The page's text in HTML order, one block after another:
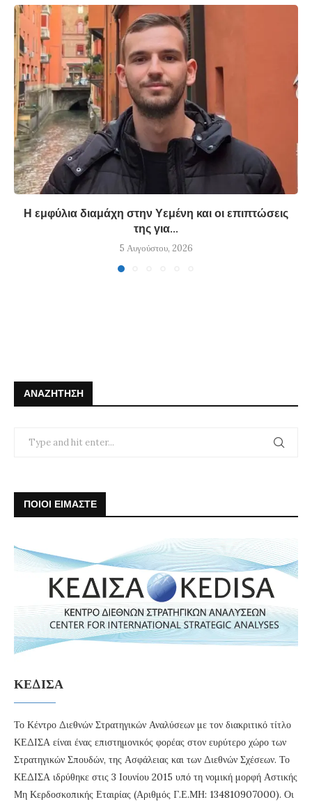
Η εμφύλια διαμάχη στην Υεμένη και οι επιπτώσεις
της για...
5 Αυγούστου, 2026
ΑΝΑΖΉΤΗΣΗ
ΠΟΙΟΙ ΕΙΜΑΣΤΕ
ΚΕΔΙΣΑ
Το Κέντρο Διεθνών Στρατηγικών Αναλύσεων με τον διακριτικό τίτλο
ΚΕΔΙΣΑ είναι ένας επιστημονικός φορέας στον ευρύτερο χώρο των
Στρατηγικών Σπουδών, της Ασφάλειας και των Διεθνών Σχέσεων. Το
ΚΕΔΙΣΑ ιδρύθηκε στις 3 Ιουνίου 2015 υπό τη νομική μορφή Αστικής
Μη Κερδοσκοπικής Εταιρίας (Αριθμός Γ.Ε.ΜΗ: 134810907000). Οι